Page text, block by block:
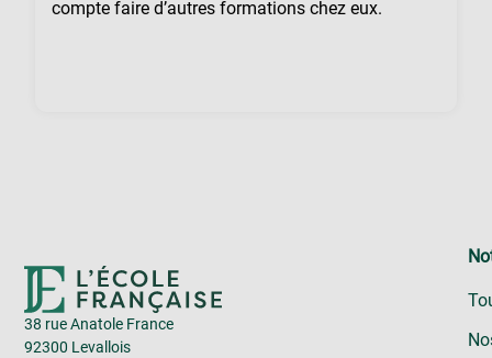
compte faire d’autres formations chez eux.
38 rue Anatole France
92300 Levallois